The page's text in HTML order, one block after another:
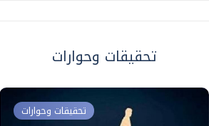
تحقيقات وحوارات
تحقيقات وحوارات